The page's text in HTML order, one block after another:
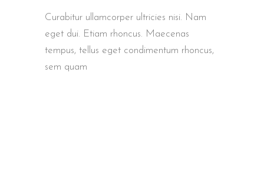
Curabitur ullamcorper ultricies nisi. Nam
eget dui. Etiam rhoncus. Maecenas
tempus, tellus eget condimentum rhoncus,
sem quam